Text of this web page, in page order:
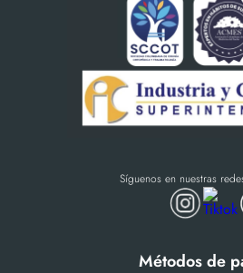
Síguenos en nuestras
Métodos de